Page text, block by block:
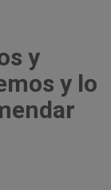
y
y lo